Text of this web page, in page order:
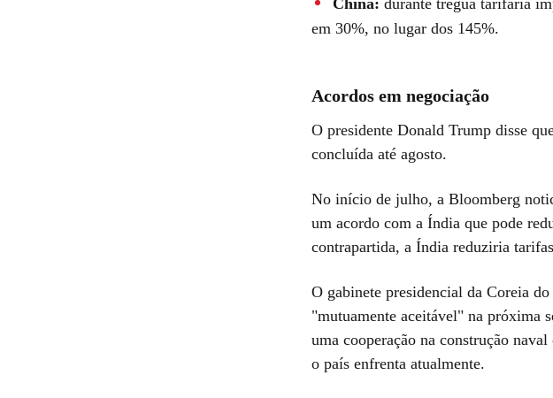
em 30%, no lugar dos 145%.
Acordos em negociação
O presidente Donald Trump disse
concluída até agosto.
No início de julho, a Bloomberg
um acordo com a Índia que pode
contrapartida, a Índia reduziria
O gabinete presidencial da Coreia
"mutuamente aceitável" na próxima
uma cooperação na construção
o país enfrenta atualmente.